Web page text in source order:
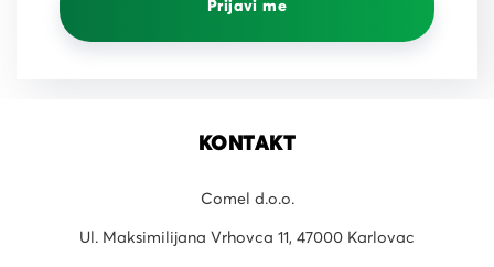
Prijavi me
KONTAKT
Comel d.o.o.
Ul. Maksimilijana Vrhovca 11, 47000 Karlovac